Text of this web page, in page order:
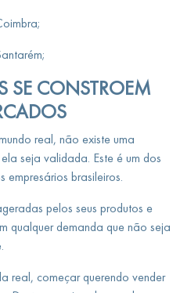
SE CONSTROEM
real, não existe uma
seja validada. Este é um dos
empresários brasileiros.
pelos seus produtos e
qualquer demanda que não seja
real, começar querendo vender